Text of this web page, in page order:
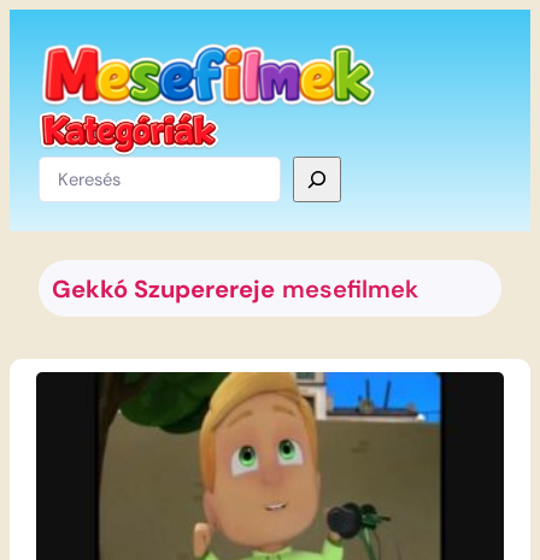
tartalomhoz
Keresés
Gekkó Szuperereje mesefilmek